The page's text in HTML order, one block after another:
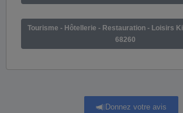
Tourisme - Hôtellerie - Restauration - Loisirs
68260
Donnez votre avis